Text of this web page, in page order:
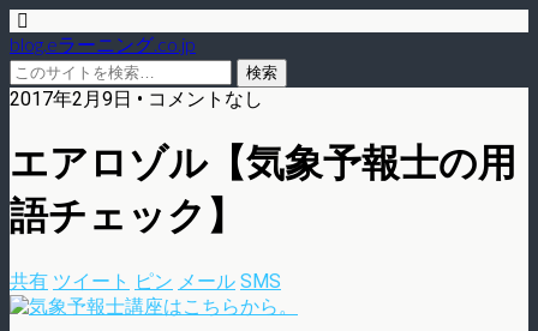
blog.eラーニング.co.jp
2017年2月9日 • コメントなし
エアロゾル【気象予報士の用
語チェック】
共有 ツイート ピン メール SMS